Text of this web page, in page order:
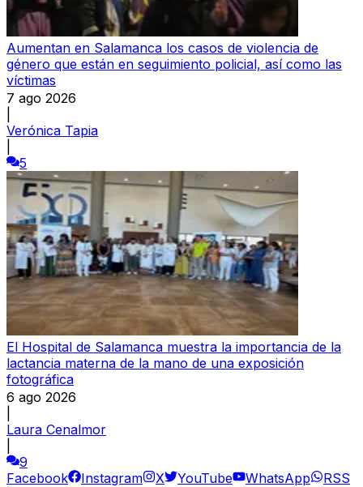
Aumentan en Salamanca los casos de violencia de
género que están en seguimiento policial, así como las
víctimas
7 ago 2026
Verónica Tapia
5
El Hospital de Salamanca muestra la importancia de la
lactancia materna de la mano de una exposición
fotográfica
6 ago 2026
Laura Cenalmor
9
Facebook
Instagram X YouTube WhatsApp RSS